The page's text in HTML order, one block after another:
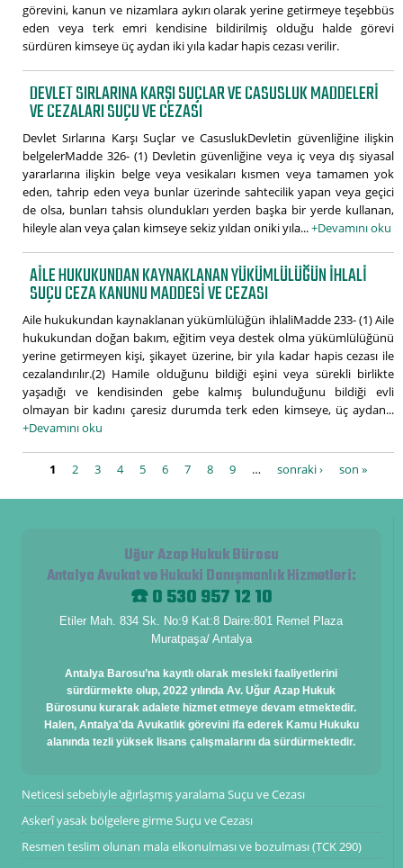
görevini, kanun ve nizamlara aykırı olarak yerine getirmeye teşebbüs
eden veya terk emri kendisine bildirilmiş olduğu halde görevi
sürdüren kimseye üç aydan iki yıla kadar hapis cezası verilir.
DEVLET SIRLARINA KARŞI SUÇLAR VE CASUSLUK MADDELERI
VE CEZALARI SUÇU VE CEZASI
Devlet Sırlarına Karşı Suçlar ve CasuslukDevletin güvenliğine ilişkin
belgelerMadde 326- (1) Devletin güvenliğine veya iç veya dış siyasal
yararlarına ilişkin belge veya vesikaları kısmen veya tamamen yok
eden, tahrip eden veya bunlar üzerinde sahtecilik yapan veya geçici
de olsa, bunları tahsis olundukları yerden başka bir yerde kullanan,
hileyle alan veya çalan kimseye sekiz yıldan oniki yıla...+Devamını oku
AILE HUKUKUNDAN KAYNAKLANAN YÜKÜMLÜLÜĞÜN IHLALI
SUÇU CEZA KANUNU MADDESI VE CEZASI
Aile hukukundan kaynaklanan yükümlülüğün ihlaliMadde 233- (1) Aile
hukukundan doğan bakım, eğitim veya destek olma yükümlülüğünü
yerine getirmeyen kişi, şikayet üzerine, bir yıla kadar hapis cezası ile
cezalandırılır.(2) Hamile olduğunu bildiği eşini veya sürekli birlikte
yaşadığı ve kendisinden gebe kalmış bulunduğunu bildiği evli
olmayan bir kadını çaresiz durumda terk eden kimseye, üç aydan...
+Devamını oku
Sayfalar
1 2 3 4 5 6 7 8 9 … sonraki › son »
Uğur Azap Hukuk Bürosu
Antalya Avukat ve Hukuki Danışmanlık Hizmetleri:
☎️ 0 530 957 12 10
Etiler Mah. 834 Sk. No:9 Kat:8 Daire:801 Remel Plaza
Muratpaşa/ Antalya
Antalya Barosu’na kayıtlı olarak mesleki faaliyetlerini
sürdürmekte olup, 2022 yılında Av. Uğur Azap Hukuk
Bürosunu kurarak adalete hizmet etmeye devam etmektedir.
Halen, Antalya'da Avukatlık görevini ifa ederek Kamu Hukuku
alanında tezli yüksek lisans çalışmalarını da sürdürmektedir.
Neticesi sebebiyle ağırlaşmış yaralama Suçu ve Cezası
Askerî yasak bölgelere girme Suçu ve Cezası
Resmen teslim olunan mala elkonulması ve bozulması (TCK 290)